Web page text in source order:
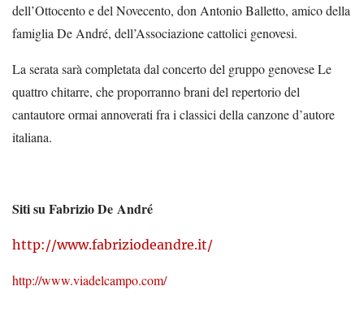
dell’Ottocento e del Novecento, don Antonio Balletto, amico della
famiglia De André, dell’Associazione cattolici genovesi.
La serata sarà completata dal concerto del gruppo genovese Le
quattro chitarre, che proporranno brani del repertorio del
cantautore ormai annoverati fra i classici della canzone d’autore
italiana.
Siti su Fabrizio De André
http://www.fabriziodeandre.it/
http://www.viadelcampo.com/